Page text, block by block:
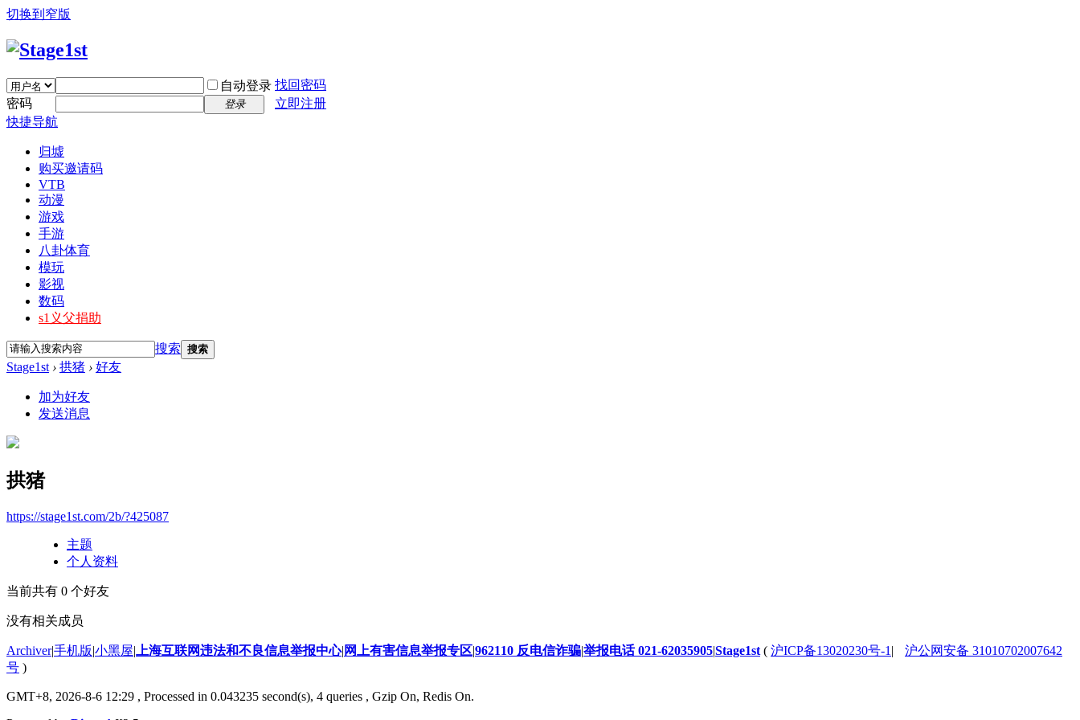
切换到窄版
自动登录 找回密码
密码
登录
立即注册
快捷导航
归墟
购买邀请码
VTB
动漫
游戏
手游
八卦体育
模玩
影视
数码
s1义父捐助
搜索 搜索
Stage1st › 拱猪 › 好友
加为好友
发送消息
拱猪
https://stage1st.com/2b/?425087
主题
个人资料
当前共有 0 个好友
没有相关成员
Archiver|手机版|小黑屋| 上海互联网违法和不良信息举报中心| 网上有害信息举报专区|962110 反电信诈骗|举报电话 021-62035905|Stage1st ( 沪ICP备13020230号-1 |
沪公网安备 31010702007642
号 )
GMT+8, 2026-8-6 12:29 , Processed in 0.043235 second(s), 4 queries , Gzip On, Redis On.